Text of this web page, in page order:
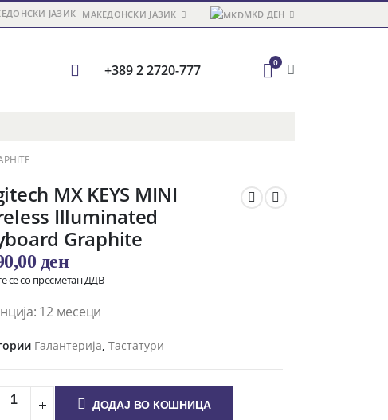
МАКЕДОНСКИ ЈАЗИК MKD ДЕН
+389 2 2720-777 0
MX KEYS MINI
Illuminated
Graphite
ден
се со пресметан ДДВ
12 месеци
Галантерија, Тастатури
ДОДАЈ ВО КОШНИЦА